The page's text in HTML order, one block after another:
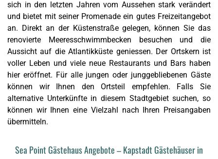
sich in den letzten Jahren vom Aussehen stark verändert
und bietet mit seiner Promenade ein gutes Freizeitangebot
an. Direkt an der Küstenstraße gelegen, können Sie das
renovierte Meeresschwimmbecken besuchen und die
Aussicht auf die Atlantikküste geniessen. Der Ortskern ist
voller Leben und viele neue Restaurants und Bars haben
hier eröffnet. Für alle jungen oder junggebliebenen Gäste
können wir Ihnen den Ortsteil empfehlen. Falls Sie
alternative Unterkünfte in diesem Stadtgebiet suchen, so
können wir Ihnen eine Vielzahl nach Ihren Preisangaben
übermitteln.
Sea Point Gästehaus Angebote – Kapstadt Gästehäuser in